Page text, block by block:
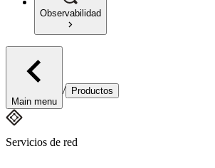
Observabilidad
Main menu
/ Productos
Servicios de red